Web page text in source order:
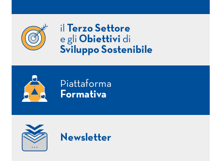
il
Terzo Settore
e gli Obiettivi di
Sviluppo Sostenibile
Piattaforma
Formativa
Newsletter